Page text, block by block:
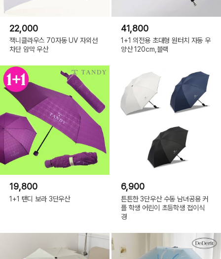
22,000
잭니클라우스 70자동 UV 자외선
차단 암막 우산
41,800
1+1 의전용 초대형 원터치 자동 우
양산 120cm,블랙
19,800
1+1 탠디 보라 3단우산
6,900
튼튼한 3단우산 수동 남녀공용 커
플 학생 어린이 초등학생 접이식
경